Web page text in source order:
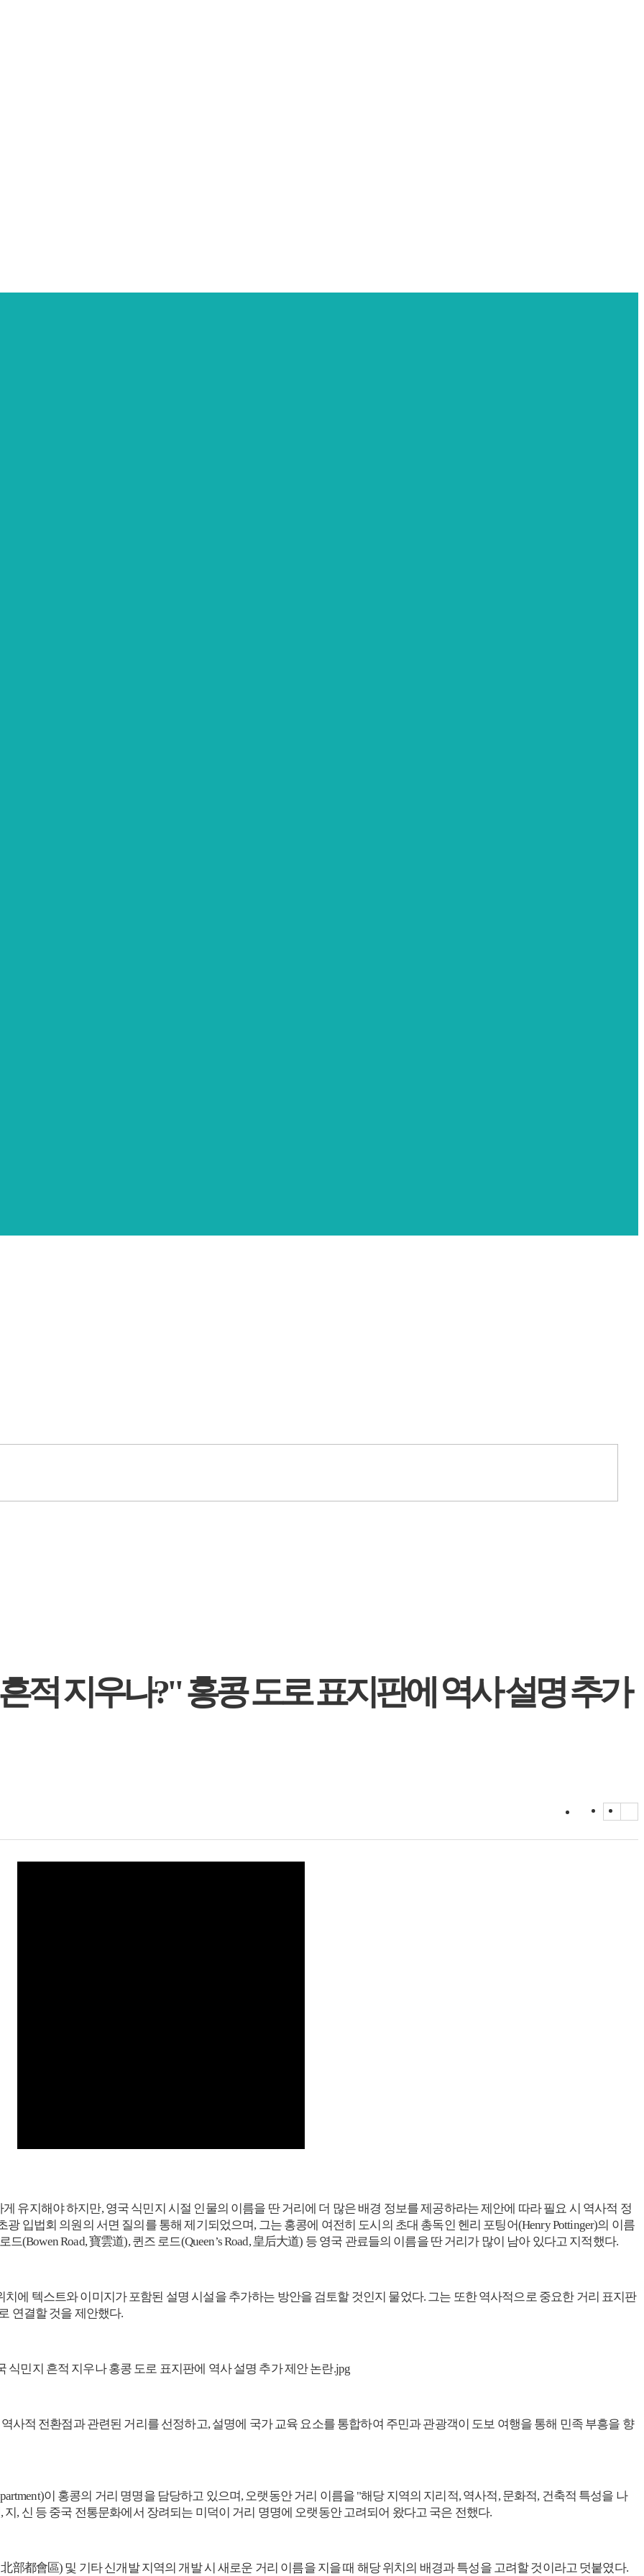
적 지우나?" 홍콩 도로 표지판에 역사 설명 추가
유지해야 하지만, 영국 식민지 시절 인물의 이름을 딴 거리에 더 많은 배경 정보를 제공하라는 제안에 따라 필요 시 역사적 정
입법회 의원의 서면 질의를 통해 제기되었으며, 그는 홍콩에 여전히 도시의 초대 총독인 헨리 포팅어(Henry Pottinger)의 이름
(Bowen Road, 寶雲道), 퀸즈 로드(Queen’s Road, 皇后大道) 등 영국 관료들의 이름을 딴 거리가 많이 남아 있다고 지적했다.
에 텍스트와 이미지가 포함된 설명 시설을 추가하는 방안을 검토할 것인지 물었다. 그는 또한 역사적으로 중요한 거리 표지판
연결할 것을 제안했다.
사적 전환점과 관련된 거리를 선정하고, 설명에 국가 교육 요소를 통합하여 주민과 관광객이 도보 여행을 통해 민족 부흥을 향
이 홍콩의 거리 명명을 담당하고 있으며, 오랫동안 거리 이름을 "해당 지역의 지리적, 역사적, 문화적, 건축적 특성을 나
, 신 등 중국 전통문화에서 장려되는 미덕이 거리 명명에 오랫동안 고려되어 왔다고 국은 전했다.
部都會區) 및 기타 신개발 지역의 개발 시 새로운 거리 이름을 지을 때 해당 위치의 배경과 특성을 고려할 것이라고 덧붙였다.